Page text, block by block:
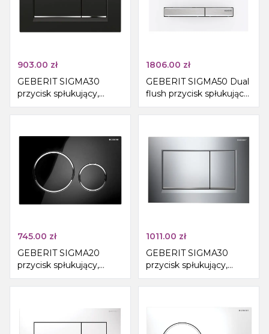
903.00 zł
GEBERIT SIGMA30
przycisk spłukujący,
czarny połysk/chrom,
plastik
1806.00 zł
GEBERIT SIGMA50 Dual
flush przycisk spłukujący,
biały połysk/chrom
745.00 zł
GEBERIT SIGMA20
przycisk spłukujący,
czarny połysk/chrom
1011.00 zł
GEBERIT SIGMA30
przycisk spłukujący,
chrom połysk